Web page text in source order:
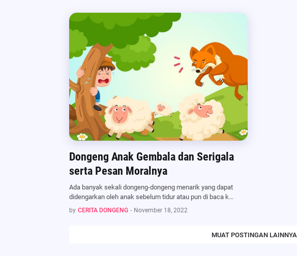
Dongeng Anak Gembala dan Serigala
serta Pesan Moralnya
Ada banyak sekali dongeng-dongeng menarik yang dapat
didengarkan oleh anak sebelum tidur atau pun di baca k…
by CERITA DONGENG - November 18, 2022
MUAT POSTINGAN LAINNYA